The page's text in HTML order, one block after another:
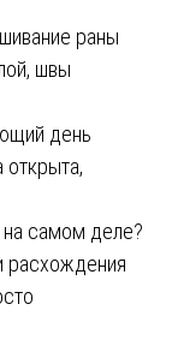
раны
швы
день
на самом деле?
расхождения